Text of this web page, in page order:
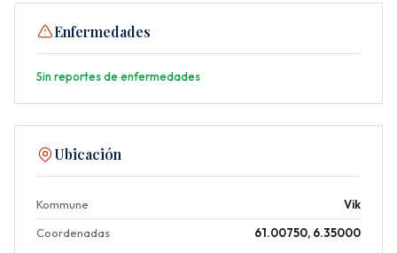
Enfermedades
Sin reportes de enfermedades
Ubicación
Kommune
Vik
Coordenadas
61.00750, 6.35000